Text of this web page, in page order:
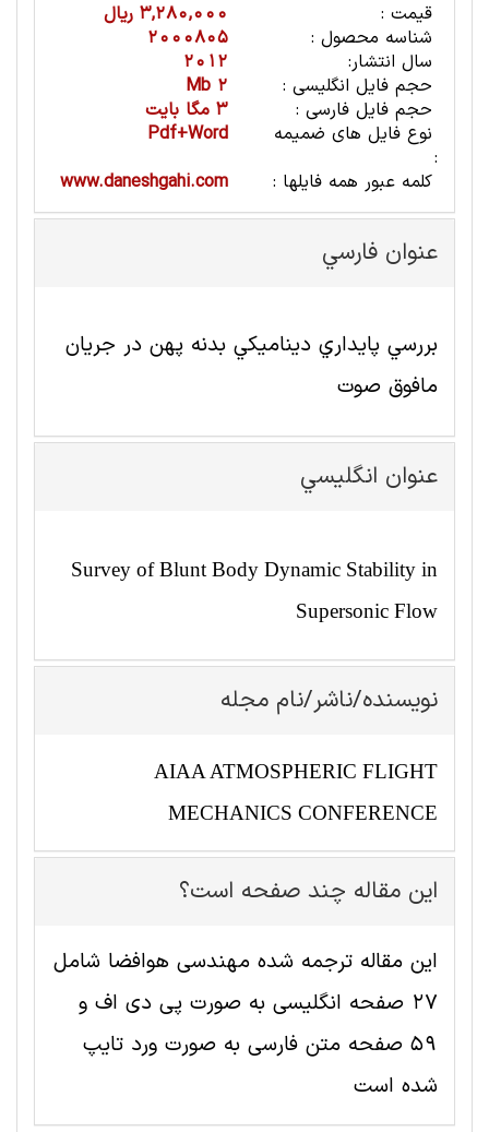
قیمت :
3,280,000 ریال
شناسه محصول :
2000805
سال انتشار:
2012
حجم فایل انگلیسی :
2 Mb
حجم فایل فارسی :
3 مگا بایت
نوع فایل های ضمیمه
:
Pdf+Word
کلمه عبور همه فایلها :
www.daneshgahi.com
عنوان فارسي
بررسي پايداري ديناميكي بدنه پهن در جريان
مافوق صوت
عنوان انگليسي
Survey of Blunt Body Dynamic Stability in
Supersonic Flow
نویسنده/ناشر/نام مجله
AIAA ATMOSPHERIC FLIGHT
MECHANICS CONFERENCE
این مقاله چند صفحه است؟
این مقاله ترجمه شده مهندسی هوافضا شامل
27 صفحه انگلیسی به صورت پی دی اف و
59 صفحه متن فارسی به صورت ورد تایپ
شده است